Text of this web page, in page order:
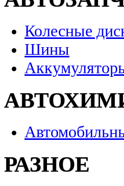
Колесные
Шины
РАЗНОЕ